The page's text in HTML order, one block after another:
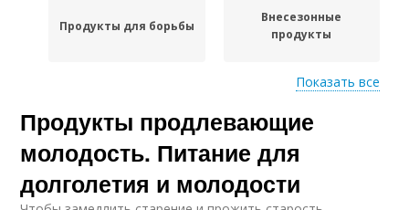
Продукты для борьбы
Внесезонные
продукты
Продукты против
старения
преждевременное
Показать все
Продукты продлевающие
молодость. Питание для
долголетия и молодости